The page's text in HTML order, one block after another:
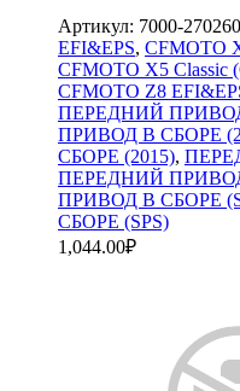
Артикул: 7000-270260
EFI&EPS, CFMOTO
CFMOTO X5 Classic
CFMOTO Z8
ПЕРЕДНИЙ
ПРИВОД В СБОРЕ
СБОРЕ (2015),
ПЕРЕДНИЙ
ПРИВОД В СБОРЕ
СБОРЕ (SPS)
1,044.00₽